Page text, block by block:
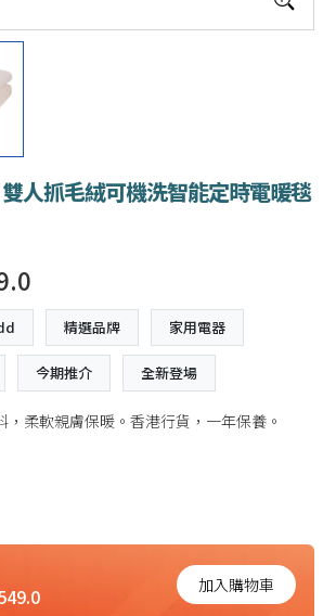
人抓毛絨可機洗智能定時電暖毯
精選品牌 家用電器
今期推介 全新登場
，柔軟親膚保暖。香港行貨，一年保養。
加入購物車